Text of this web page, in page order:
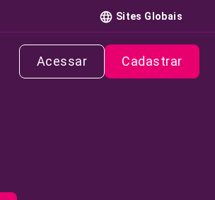
Sites Globais
Acessar Cadastrar